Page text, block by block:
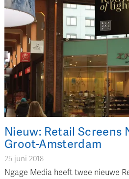
Nieuw: Retail Screens
Groot-Amsterdam
25 juni 2018
Ngage Media heeft twee nieuwe